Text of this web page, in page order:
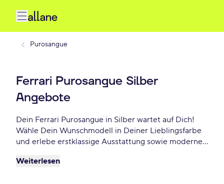
Purosangue
Ferrari Purosangue Silber
Angebote
Dein Ferrari Purosangue in Silber wartet auf Dich!
Wähle Dein Wunschmodell in Deiner Lieblingsfarbe
und erlebe erstklassige Ausstattung sowie modernes
Finanzierungsoptionen und fahre Dein Ferrari
Weiterlesen